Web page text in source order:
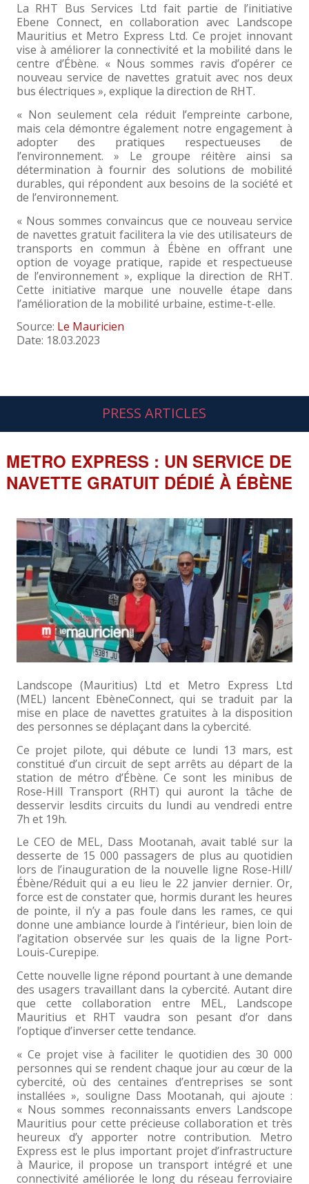
La RHT Bus Services Ltd fait partie de l’initiative
Ebene Connect, en collaboration avec Landscope
Mauritius et Metro Express Ltd. Ce projet innovant
vise à améliorer la connectivité et la mobilité dans le
centre d’Ébène. « Nous sommes ravis d’opérer ce
nouveau service de navettes gratuit avec nos deux
bus électriques », explique la direction de RHT.
« Non seulement cela réduit l’empreinte carbone,
mais cela démontre également notre engagement à
adopter des pratiques respectueuses de
l’environnement. » Le groupe réitère ainsi sa
détermination à fournir des solutions de mobilité
durables, qui répondent aux besoins de la société et
de l’environnement.
« Nous sommes convaincus que ce nouveau service
de navettes gratuit facilitera la vie des utilisateurs de
transports en commun à Ébène en offrant une
option de voyage pratique, rapide et respectueuse
de l’environnement », explique la direction de RHT.
Cette initiative marque une nouvelle étape dans
l’amélioration de la mobilité urbaine, estime-t-elle.
Source: Le Mauricien
Date: 18.03.2023
METRO EXPRESS : UN SERVICE DE
NAVETTE GRATUIT DÉDIÉ À ÉBÈNE
PRESS ARTICLES
Landscope (Mauritius) Ltd et Metro Express Ltd
(MEL) lancent EbèneConnect, qui se traduit par la
mise en place de navettes gratuites à la disposition
des personnes se déplaçant dans la cybercité.
Ce projet pilote, qui débute ce lundi 13 mars, est
constitué d’un circuit de sept arrêts au départ de la
station de métro d’Ébène. Ce sont les minibus de
Rose-Hill Transport (RHT) qui auront la tâche de
desservir lesdits circuits du lundi au vendredi entre
7h et 19h.
Le CEO de MEL, Dass Mootanah, avait tablé sur la
desserte de 15 000 passagers de plus au quotidien
lors de l’inauguration de la nouvelle ligne Rose-Hill/
Ébène/Réduit qui a eu lieu le 22 janvier dernier. Or,
force est de constater que, hormis durant les heures
de pointe, il n’y a pas foule dans les rames, ce qui
donne une ambiance lourde à l’intérieur, bien loin de
l’agitation observée sur les quais de la ligne Port-
Louis-Curepipe.
Cette nouvelle ligne répond pourtant à une demande
des usagers travaillant dans la cybercité. Autant dire
que cette collaboration entre MEL, Landscope
Mauritius et RHT vaudra son pesant d’or dans
l’optique d’inverser cette tendance.
« Ce projet vise à faciliter le quotidien des 30 000
personnes qui se rendent chaque jour au cœur de la
cybercité, où des centaines d’entreprises se sont
installées », souligne Dass Mootanah, qui ajoute :
« Nous sommes reconnaissants envers Landscope
Mauritius pour cette précieuse collaboration et très
heureux d’y apporter notre contribution. Metro
Express est le plus important projet d’infrastructure
à Maurice, il propose un transport intégré et une
connectivité améliorée le long du réseau ferroviaire